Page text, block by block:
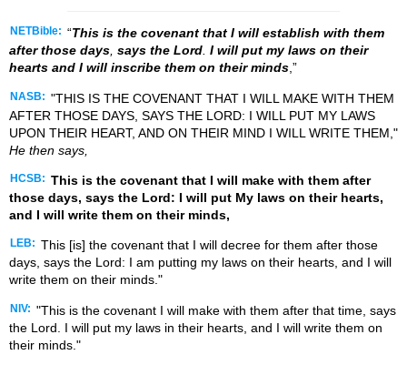
NETBible: “This is the covenant that I will establish with them
after those days says the Lord I will put my laws on their
hearts and I will inscribe them on their minds ,”
NASB: "THIS IS THE COVENANT THAT I WILL MAKE WITH THEM
AFTER THOSE DAYS, SAYS THE LORD: I WILL PUT MY LAWS
UPON THEIR HEART, AND ON THEIR MIND I WILL WRITE THEM,"
He then says,
HCSB: This is the covenant that I will make with them after
those days, says the Lord: I will put My laws on their hearts,
and I will write them on their minds,
LEB: This [is] the covenant that I will decree for them after those
days, says the Lord: I am putting my laws on their hearts, and I will
write them on their minds."
NIV: "This is the covenant I will make with them after that time, says
the Lord. I will put my laws in their hearts, and I will write them on
their minds."